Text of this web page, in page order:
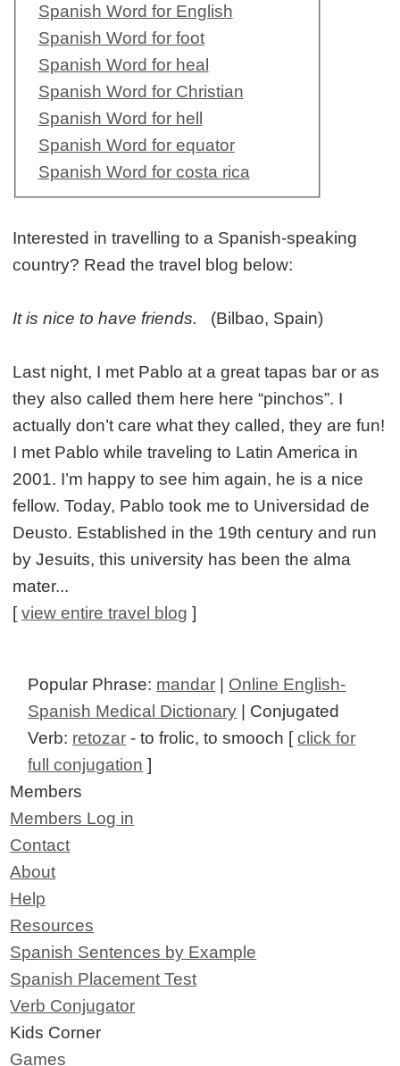
Spanish Word for English
Spanish Word for foot
Spanish Word for heal
Spanish Word for Christian
Spanish Word for hell
Spanish Word for equator
Spanish Word for costa rica
Interested in travelling to a Spanish-speaking
country? Read the travel blog below:
It is nice to have friends. (Bilbao, Spain)
Last night, I met Pablo at a great tapas bar or as
they also called them here here “pinchos”. I
actually don’t care what they called, they are fun!
I met Pablo while traveling to Latin America in
2001. I’m happy to see him again, he is a nice
fellow. Today, Pablo took me to Universidad de
Deusto. Established in the 19th century and run
by Jesuits, this university has been the alma
mater...
[view entire travel blog ]
Popular Phrase: mandar | Online English-
Spanish Medical Dictionary | Conjugated
Verb: retozar - to frolic, to smooch [click for
full conjugation ]
Members
Members Log in
Contact
About
Help
Resources
Spanish Sentences by Example
Spanish Placement Test
Verb Conjugator
Kids Corner
Games